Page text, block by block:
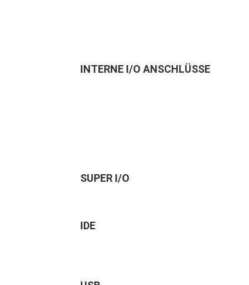
INTERNE I/O ANSCHLÜSSE
SUPER I/O
IDE